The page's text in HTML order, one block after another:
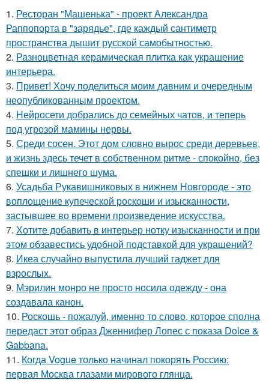
1. Ресторан "Машенька" - проект Александра
Раппопорта в "зарядье", где каждый сантиметр
пространства дышит русской самобытностью.
2. Разноцветная керамическая плитка как украшение
интерьера.
3. Привет! Хочу поделиться моим давним и очередным
неопубликованным проектом.
4. Нейросети добрались до семейных чатов, и теперь
под угрозой мамины нервы.
5. Среди сосен. Этот дом словно вырос среди деревьев,
и жизнь здесь течет в собственном ритме - спокойно, без
спешки и лишнего шума.
6. Усадьба Рукавишниковых в нижнем Новгороде - это
воплощение купеческой роскоши и изысканности,
застывшее во времени произведение искусства.
7. Хотите добавить в интерьер нотку изысканности и при
этом обзавестись удобной подставкой для украшений?
8. Икеа случайно выпустила лучший гаджет для
взрослых.
9. Мэрилин монро не просто носила одежду - она
создавала канон.
10. Роскошь - пожалуй, именно то слово, которое сполна
передаст этот образ Дженнифер Лопес с показа Dolce &
Gabbana.
11. Когда Vogue только начинал покорять Россию:
первая Москва глазами мирового глянца.